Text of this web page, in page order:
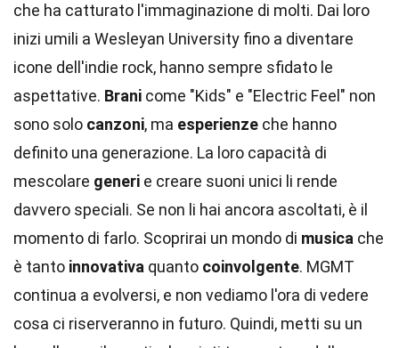
che ha catturato l'immaginazione di molti. Dai loro
inizi umili a Wesleyan University fino a diventare
icone dell'indie rock, hanno sempre sfidato le
aspettative. Brani come "Kids" e "Electric Feel" non
sono solo canzoni, ma esperienze che hanno
definito una generazione. La loro capacità di
mescolare generi e creare suoni unici li rende
davvero speciali. Se non li hai ancora ascoltati, è il
momento di farlo. Scoprirai un mondo di musica che
è tanto innovativa quanto coinvolgente. MGMT
continua a evolversi, e non vediamo l'ora di vedere
cosa ci riserveranno in futuro. Quindi, metti su un